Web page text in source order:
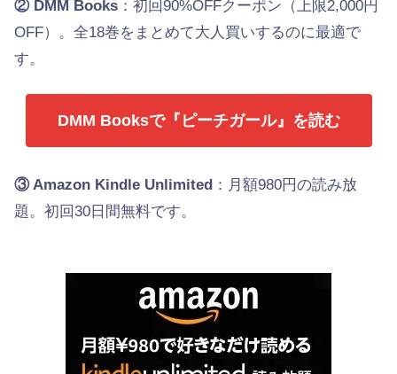
② DMM Books ：初回90%OFFクーポン（上限2,000円
OFF）。全18巻をまとめて大人買いするのに最適で
す。
DMM Booksで『ピーチガール』を読む
③ Amazon Kindle Unlimited ：月額980円の読み放
題。初回30日間無料です。